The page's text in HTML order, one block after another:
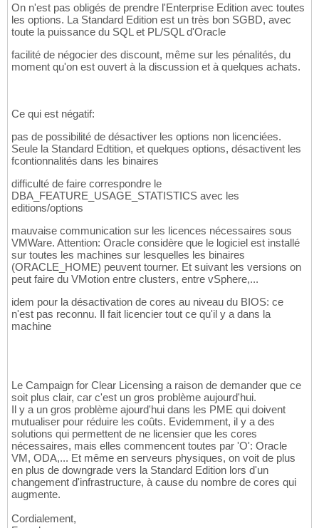
On n'est pas obligés de prendre l'Enterprise Edition avec toutes
les options. La Standard Edition est un très bon SGBD, avec
toute la puissance du SQL et PL/SQL d'Oracle
facilité de négocier des discount, même sur les pénalités, du
moment qu'on est ouvert à la discussion et à quelques achats.
Ce qui est négatif:
pas de possibilité de désactiver les options non licenciées.
Seule la Standard Edtition, et quelques options, désactivent les
fcontionnalités dans les binaires
difficulté de faire correspondre le
DBA_FEATURE_USAGE_STATISTICS avec les
editions/options
mauvaise communication sur les licences nécessaires sous
VMWare. Attention: Oracle considère que le logiciel est installé
sur toutes les machines sur lesquelles les binaires
(ORACLE_HOME) peuvent tourner. Et suivant les versions on
peut faire du VMotion entre clusters, entre vSphere,...
idem pour la désactivation de cores au niveau du BIOS: ce
n'est pas reconnu. Il fait licencier tout ce qu'il y a dans la
machine
Le Campaign for Clear Licensing a raison de demander que ce
soit plus clair, car c'est un gros problème aujourd'hui.
Il y a un gros problème ajourd'hui dans les PME qui doivent
mutualiser pour réduire les coûts. Evidemment, il y a des
solutions qui permettent de ne licensier que les cores
nécessaires, mais elles commencent toutes par 'O': Oracle
VM, ODA,... Et même en serveurs physiques, on voit de plus
en plus de downgrade vers la Standard Edition lors d'un
changement d'infrastructure, à cause du nombre de cores qui
augmente.
Cordialement,